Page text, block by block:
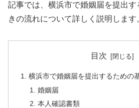
記事では、横浜市で婚姻届を提出
きの流れについて詳しく説明します
目次
横浜市で婚姻届を提出するための
婚姻届
本人確認書類